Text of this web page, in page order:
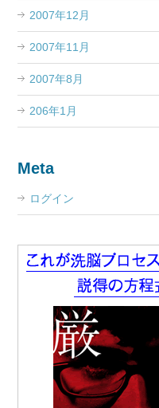
2007年12月
2007年11月
2007年8月
206年1月
Meta
ログイン